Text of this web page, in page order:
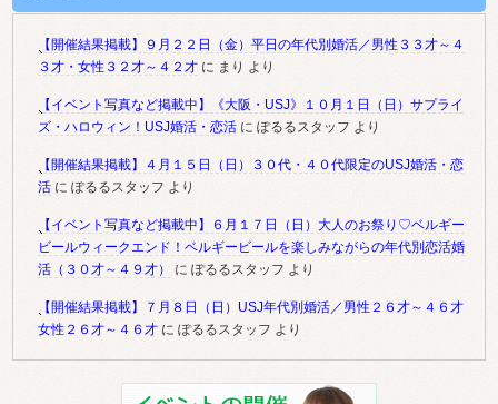
【開催結果掲載】９月２２日（金）平日の年代別婚活／男性３３才～４
３才・女性３２才～４２才 に まり より
【イベント写真など掲載中】《大阪・USJ》１０月１日（日）サプライ
ズ・ハロウィン！USJ婚活・恋活 にぽるるスタッフ より
【開催結果掲載】４月１５日（日）３０代・４０代限定のUSJ婚活・恋
活 にぽるるスタッフ より
【イベント写真など掲載中】６月１７日（日）大人のお祭り♡ベルギー
ビールウィークエンド！ベルギービールを楽しみながらの年代別恋活婚
活（３０才～４９才）
にぽるるスタッフ より
【開催結果掲載】７月８日（日）USJ年代別婚活／男性２６才～４６才
女性２６才～４６才 にぽるるスタッフ より